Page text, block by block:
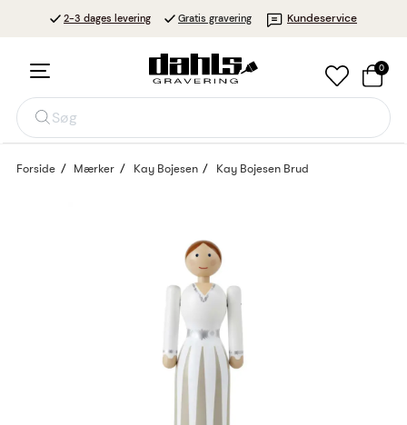
2-3 dages levering Gratis gravering Kundeservice
Søg
0
Forside Mærker Kay Bojesen Kay Bojesen Brud